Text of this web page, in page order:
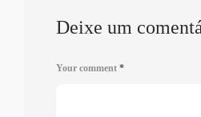
Deixe um
Your comment *